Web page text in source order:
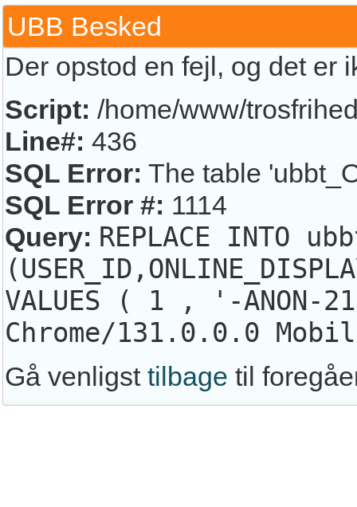
UBB Besked
Der opstod en fejl, og det
Script: /home/www/
Line#: 436
SQL Error: The table
SQL Error #: 1114
Query: REPLACE INTO
VALUES ( 1 , '-
Chrome/131.0.0.0
Gå venligst tilbage til